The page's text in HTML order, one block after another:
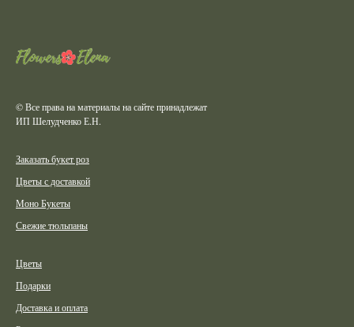
© Все права на материалы на сайте принадлежат
ИП Шелудченко Е.Н.
Заказать букет роз
Цветы с доставкой
Моно Букеты
Свежие тюльпаны
Цветы
Подарки
Доставка и оплата